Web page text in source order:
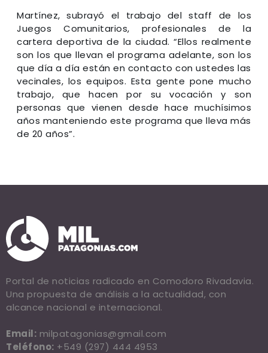
Martínez, subrayó el trabajo del staff de los
Juegos Comunitarios, profesionales de la
cartera deportiva de la ciudad. “Ellos realmente
son los que llevan el programa adelante, son los
que día a día están en contacto con ustedes las
vecinales, los equipos. Esta gente pone mucho
trabajo, que hacen por su vocación y son
personas que vienen desde hace muchísimos
años manteniendo este programa que lleva más
de 20 años”.
Portal de noticias radicado en Comodoro Rivadavia.
Una propuesta de análisis a la actualidad, con
alcance nacional e internacional.
Email: milpatagonias@gmail.com
Teléfono: +549 (297) 444 4953